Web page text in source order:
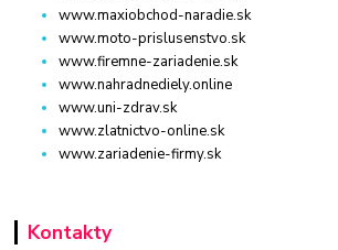
www.maxiobchod-naradie.sk
www.moto-prislusenstvo.sk
www.firemne-zariadenie.sk
www.nahradnediely.online
www.uni-zdrav.sk
www.zlatnictvo-online.sk
www.zariadenie-firmy.sk
Kontakty